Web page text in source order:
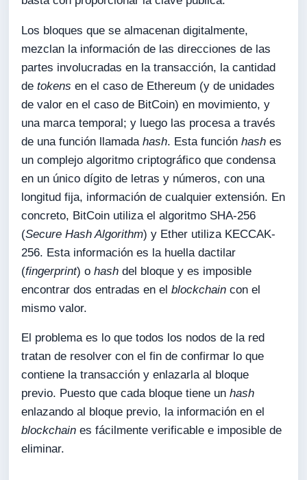
Los bloques que se almacenan digitalmente,
mezclan la información de las direcciones de las
partes involucradas en la transacción, la cantidad
detokens en el caso de Ethereum (y de unidades
de valor en el caso de BitCoin) en movimiento, y
una marca temporal; y luego las procesa a través
de una función llamadahash. Esta funciónhash es
un complejo algoritmo criptográfico que condensa
en un único dígito de letras y números, con una
longitud fija, información de cualquier extensión. En
concreto, BitCoin utiliza el algoritmo SHA-256
(Secure Hash Algorithm) y Ether utiliza KECCAK-
256. Esta información es la huella dactilar
(fingerprint) ohash del bloque y es imposible
encontrar dos entradas en elblockchain con el
mismo valor.
El problema es lo que todos los nodos de la red
tratan de resolver con el fin de confirmar lo que
contiene la transacción y enlazarla al bloque
previo. Puesto que cada bloque tiene unhash
enlazando al bloque previo, la información en el
blockchain es fácilmente verificable e imposible de
eliminar.